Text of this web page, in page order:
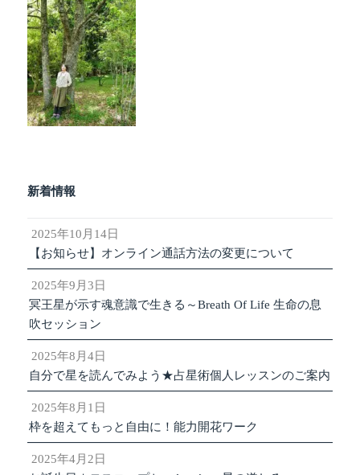
新着情報
2025年10月14日
【お知らせ】オンライン通話方法の変更について
2025年9月3日
冥王星が示す魂意識で生きる～Breath Of Life 生命の息
吹セッション
2025年8月4日
自分で星を読んでみよう★占星術個人レッスンのご案内
2025年8月1日
枠を超えてもっと自由に！能力開花ワーク
2025年4月2日